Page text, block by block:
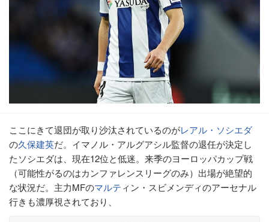
ここにきて退団が取り沙汰されているのがレアル・ソシエダ
の久保建英だ。イマノル・アルグアシル監督の退任が決定し
たソシエダは、現在12位と低迷。来季のヨーロッパカップ戦
（可能性がるのはカンファレンスリーグのみ）出場が絶望的
な状況だ。主力MFのマルティン・スビメンディのアーセナル
行きも濃厚視されており、